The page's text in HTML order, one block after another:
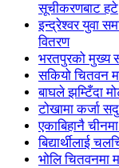
सूचीकरणबाट हटे
इन्द्रेश्वर युवा
वितरण
भरतपुरको मुख्य
सकियो चितवन
बाघले झम्टिँदा
टोखामा कर्जा
एकाबिहानै
बिद्यार्थीलाई
भोलि चितवनमा